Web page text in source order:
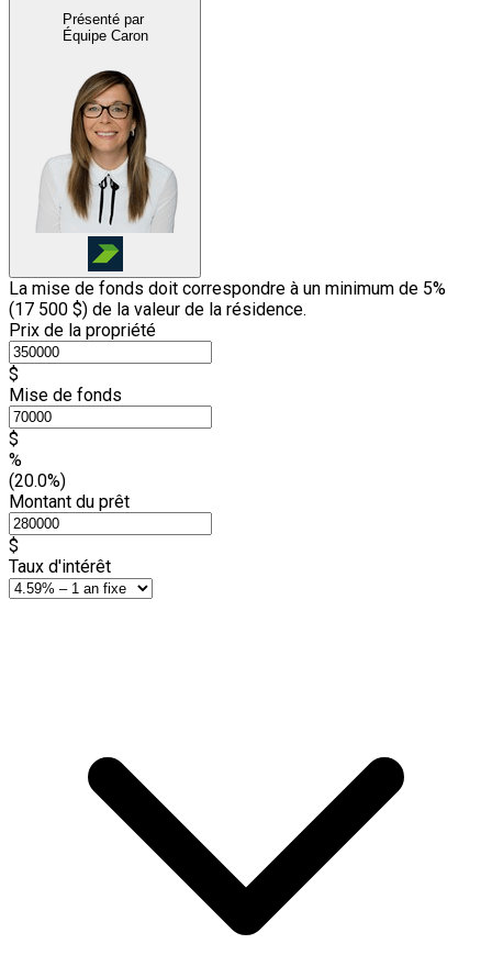
Présenté par
Équipe Caron
La mise de fonds doit correspondre à un minimum de 5%
(17 500 $) de la valeur de la résidence.
Prix de la propriété
$
Mise de fonds
$
%
(20.0%)
Montant du prêt
$
Taux d'intérêt